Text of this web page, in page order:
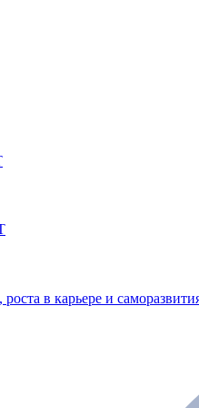
в карьере и